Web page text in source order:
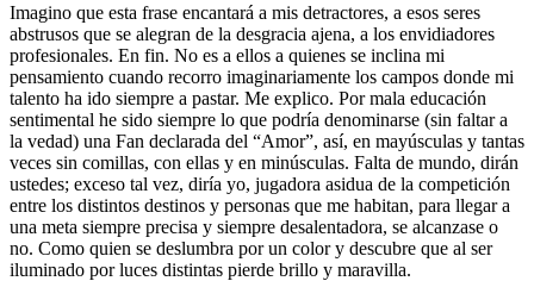
Imagino que esta frase encantará a mis detractores, a esos seres
abstrusos que se alegran de la desgracia ajena, a los envidiadores
profesionales. En fin. No es a ellos a quienes se inclina mi
pensamiento cuando recorro imaginariamente los campos donde mi
talento ha ido siempre a pastar. Me explico. Por mala educación
sentimental he sido siempre lo que podría denominarse (sin faltar a
la vedad) una Fan declarada del “Amor”, así, en mayúsculas y tantas
veces sin comillas, con ellas y en minúsculas. Falta de mundo, dirán
ustedes; exceso tal vez, diría yo, jugadora asidua de la competición
entre los distintos destinos y personas que me habitan, para llegar a
una meta siempre precisa y siempre desalentadora, se alcanzase o
no. Como quien se deslumbra por un color y descubre que al ser
iluminado por luces distintas pierde brillo y maravilla.